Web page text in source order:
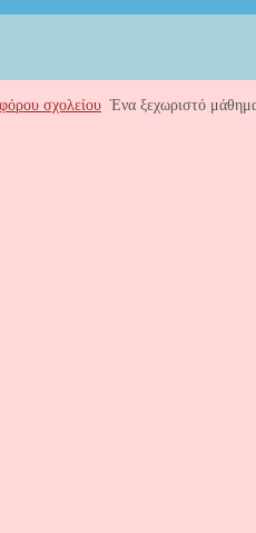
σχολείου Ένα ξεχωριστό